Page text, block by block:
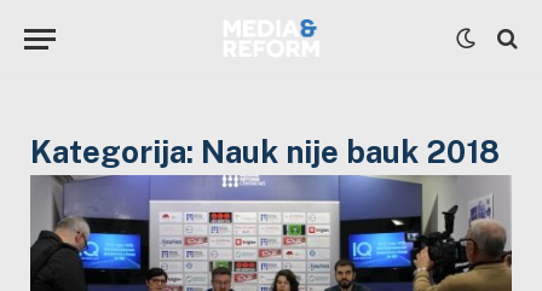
Kategorija: Nauk nije bauk 2018